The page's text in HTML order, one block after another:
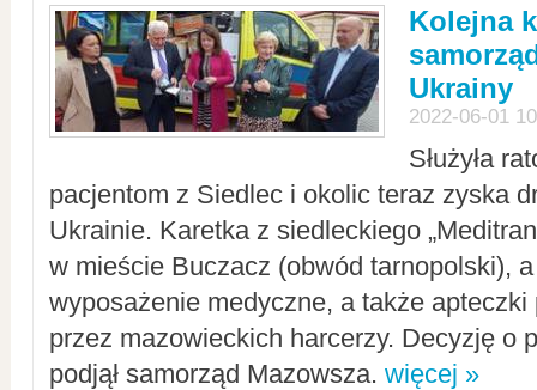
Kolejna
Ukrainy
2022-06-01
Służyła
pacjentom z Siedlec i okolic teraz zyska
Ukrainie. Karetka z siedleckiego
w mieście Buczacz (obwód tarnopolski),
wyposażenie medyczne, a także apteczki
przez mazowieckich harcerzy. Decyzję o
podjął samorząd Mazowsza. więcej »